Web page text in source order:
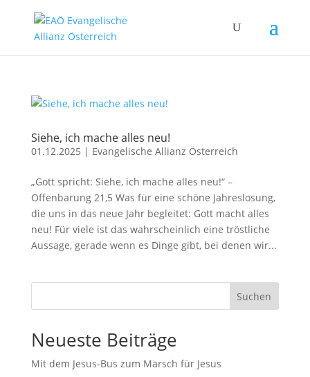
Siehe, ich mache alles neu!
01.12.2025 | Evangelische Allianz Österreich
„Gott spricht: Siehe, ich mache alles neu!“ –
Offenbarung 21,5 Was für eine schöne Jahreslosung,
die uns in das neue Jahr begleitet: Gott macht alles
neu! Für viele ist das wahrscheinlich eine tröstliche
Aussage, gerade wenn es Dinge gibt, bei denen wir...
Suchen
Neueste Beiträge
Mit dem Jesus-Bus zum Marsch für Jesus